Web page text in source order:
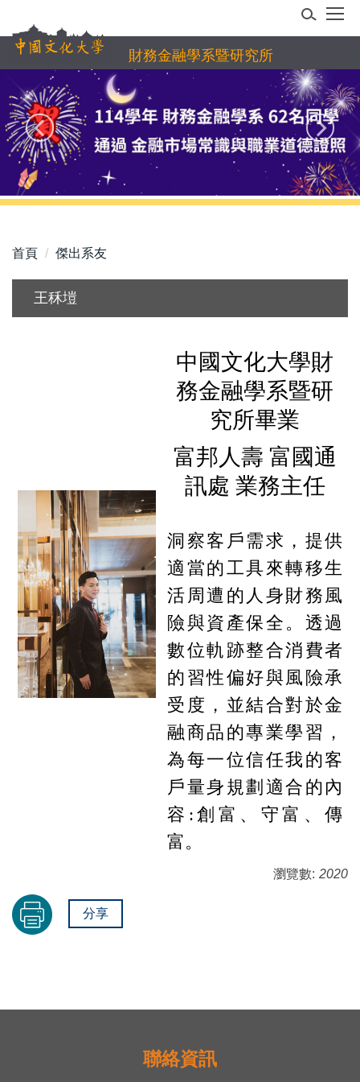
到
主
要
內
容
區
財務金融學系暨研究所
首頁 傑出系友
王秝塏
中國文化大學財
務金融學系暨研
究所畢業
富邦人壽 富國通
訊處 業務主任
洞察客戶需求，提供
適當的工具來轉移生
活周遭的人身財務風
險與資產保全。透過
數位軌跡整合消費者
的習性偏好與風險承
受度，並結合對於金
融商品的專業學習，
為每一位信任我的客
戶量身規劃適合的內
容 : 創富、守富、傳
富。
瀏覽數: 2020
分享
聯絡資訊